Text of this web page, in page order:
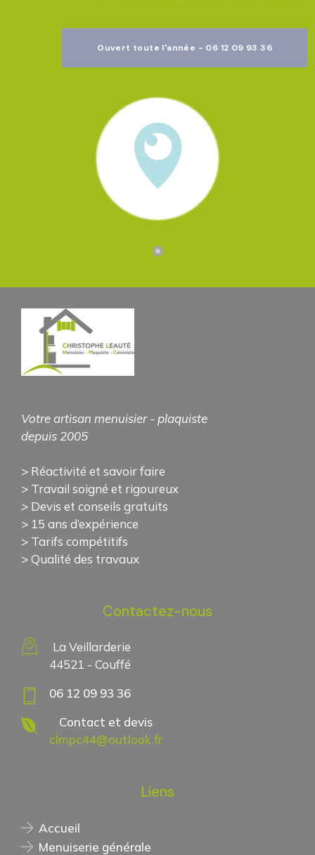
Ouvert toute l'année - 06 12 09 93 36
Votre artisan menuisier - plaquiste
depuis 2005
> Réactivité et savoir faire
> Travail soigné et rigoureux
> Devis et conseils gratuits
> 15 ans d’expérience
> Tarifs compétitifs
> Qualité des travaux
Contactez-nous
La Veillarderie
44521 - Couffé
06 12 09 93 36
Contact et devis
clmpc44@outlook.fr
Liens
Accueil
Menuiserie générale